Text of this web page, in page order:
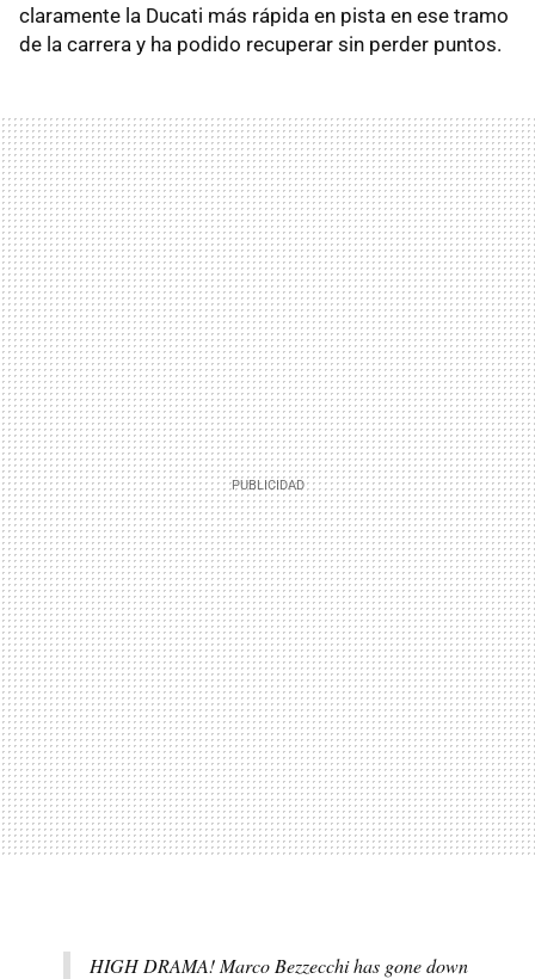
claramente la Ducati más rápida en pista en ese tramo
de la carrera y ha podido recuperar sin perder puntos.
HIGH DRAMA! Marco Bezzecchi has gone down